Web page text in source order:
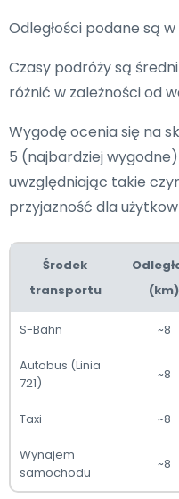
Odległości podane są
Czasy podróży są
różnić w zależności od
Wygodę ocenia się na
5 (najbardziej
uwzględniając takie
przyjazność dla
Środek
transportu
(km)
S-Bahn ~8
Autobus (Linia
721)
~8
Taxi ~8
Wynajem
samochodu
~8